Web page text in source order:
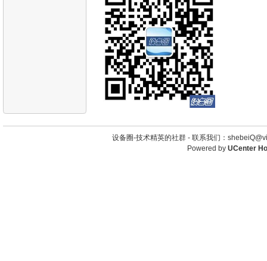
设备圈-技术精英的社群 - 联系我们：
Powered by UCenter